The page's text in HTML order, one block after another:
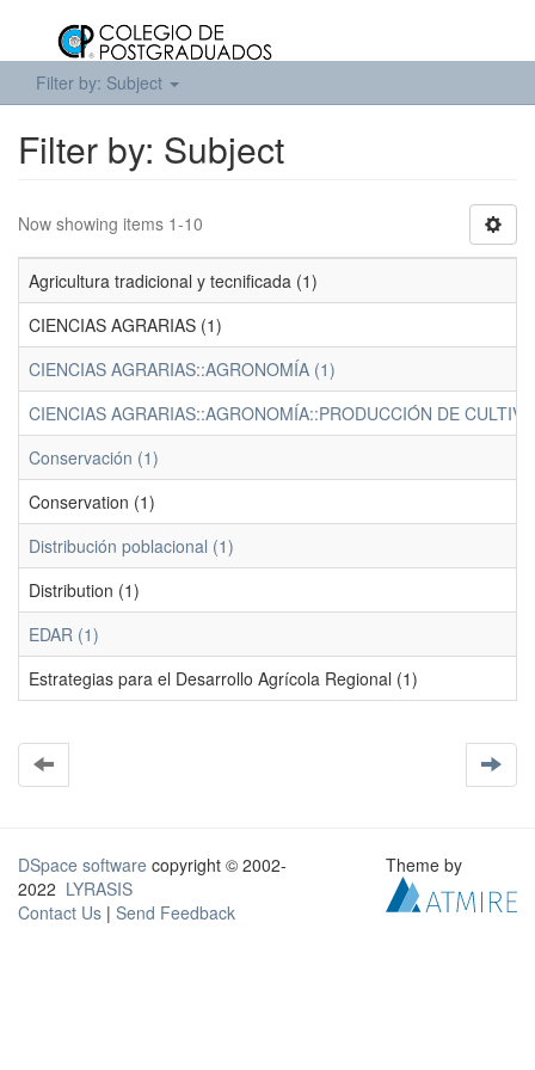
Filter by: Subject
Filter by: Subject
Now showing items 1-10
Agricultura tradicional y tecnificada (1)
CIENCIAS AGRARIAS (1)
CIENCIAS AGRARIAS::AGRONOMÍA (1)
CIENCIAS AGRARIAS::AGRONOMÍA::PRODUCCIÓN DE
Conservación (1)
Conservation (1)
Distribución poblacional (1)
Distribution (1)
EDAR (1)
Estrategias para el Desarrollo Agrícola Regional (1)
DSpace software copyright © 2002-
2022 LYRASIS
Contact Us | Send Feedback
Theme by